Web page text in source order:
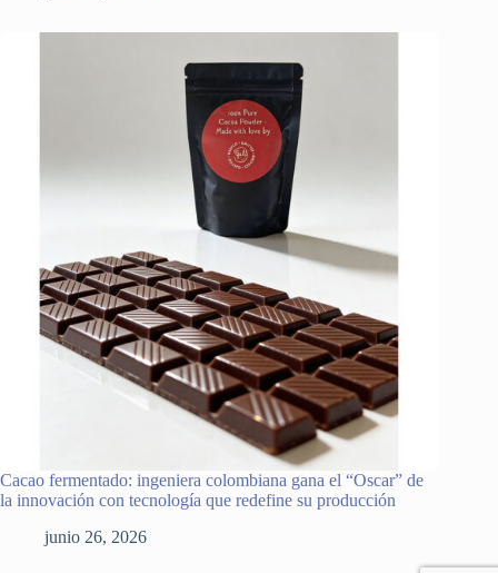
Cacao fermentado: ingeniera colombiana gana el “Oscar” de
la innovación con tecnología que redefine su producción
junio 26, 2026